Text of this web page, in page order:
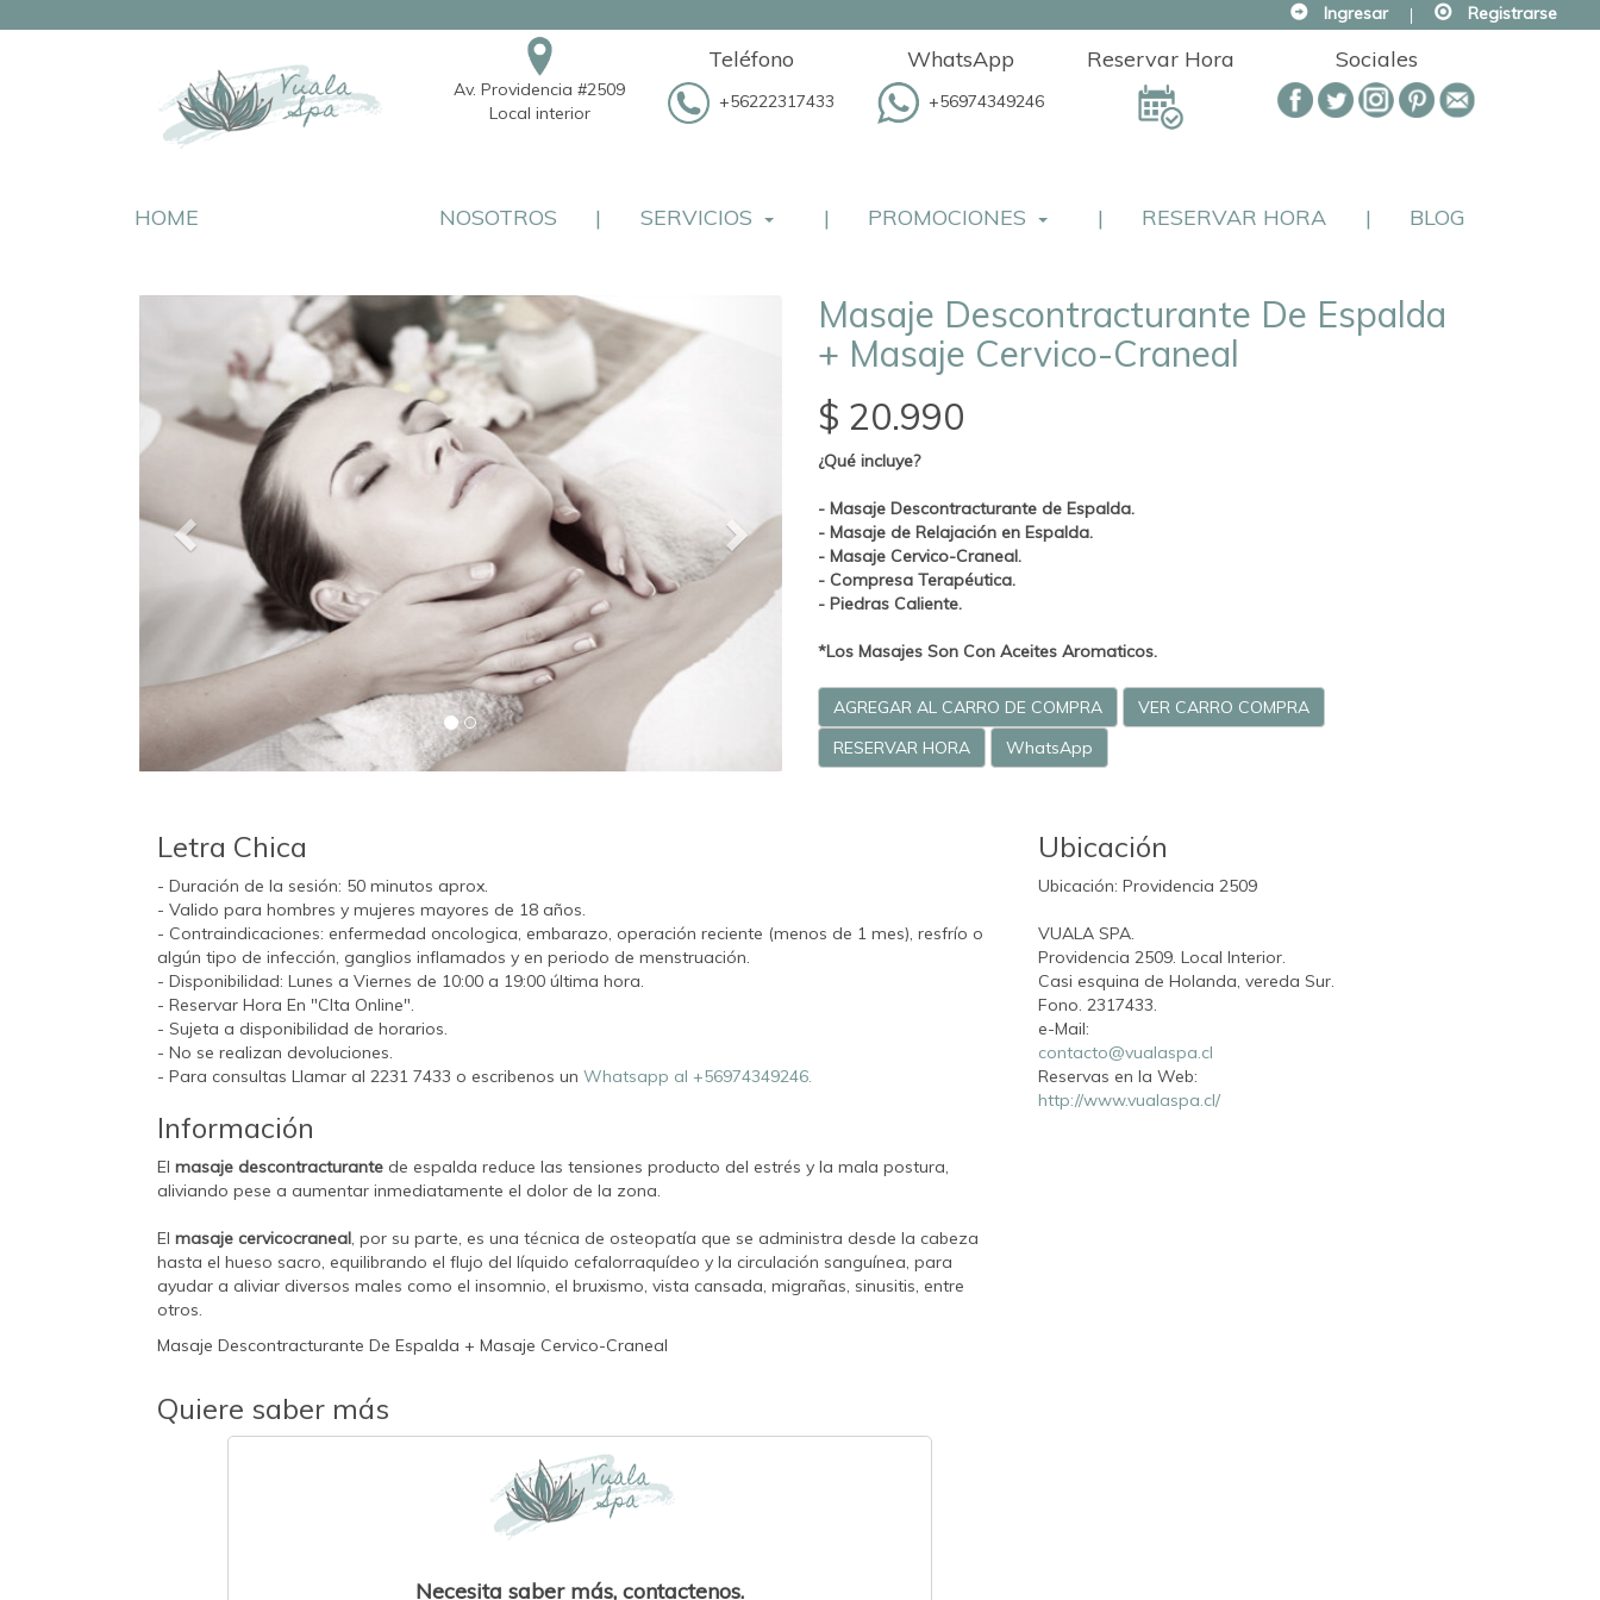
Ingresar | Registrarse
Av. Providencia #2509
Local interior
Teléfono
+56222317433
WhatsApp
+56974349246
Reservar Hora Sociales
HOME NOSOTROS | SERVICIOS | PROMOCIONES | RESERVAR HORA | BLOG
Masaje Descontracturante De Espalda
+ Masaje Cervico-Craneal
$ 20.990
¿Qué incluye?
- Masaje Descontracturante de Espalda.
- Masaje de Relajación en Espalda.
- Masaje Cervico-Craneal.
- Compresa Terapéutica.
- Piedras Caliente.
*Los Masajes Son Con Aceites Aromaticos.
AGREGAR AL CARRO DE COMPRA
VER CARRO COMPRA
RESERVAR HORA
WhatsApp
Letra Chica
- Duración de la sesión: 50 minutos aprox.
- Valido para hombres y mujeres mayores de 18 años.
- Contraindicaciones: enfermedad oncologica, embarazo, operación reciente (menos de 1 mes), resfrío o
algún tipo de infección, ganglios inflamados y en periodo de menstruación.
- Disponibilidad: Lunes a Viernes de 10:00 a 19:00 última hora.
- Reservar Hora En "CIta Online".
- Sujeta a disponibilidad de horarios.
- No se realizan devoluciones.
- Para consultas Llamar al 2231 7433 o escribenos un Whatsapp al +56974349246.
Información
El masaje descontracturante de espalda reduce las tensiones producto del estrés y la mala postura,
aliviando pese a aumentar inmediatamente el dolor de la zona.
El masaje cervicocraneal , por su parte, es una técnica de osteopatía que se administra desde la cabeza
hasta el hueso sacro, equilibrando el flujo del líquido cefalorraquídeo y la circulación sanguínea, para
ayudar a aliviar diversos males como el insomnio, el bruxismo, vista cansada, migrañas, sinusitis, entre
otros.
Masaje Descontracturante De Espalda + Masaje Cervico-Craneal
Quiere saber más
Necesita saber más, contactenos.
Ubicación
Ubicación: Providencia 2509
VUALA SPA.
Providencia 2509. Local Interior.
Casi esquina de Holanda, vereda Sur.
Fono. 2317433.
e-Mail:
contacto@vualaspa.cl
Reservas en la Web:
http://www.vualaspa.cl/